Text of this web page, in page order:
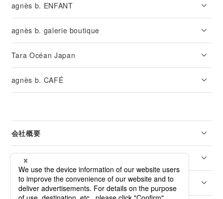
agnès b. ENFANT
agnès b. galerie boutique
Tara Océan Japan
agnès b. CAFÉ
会社概要
リーガル
カスタマーサービス